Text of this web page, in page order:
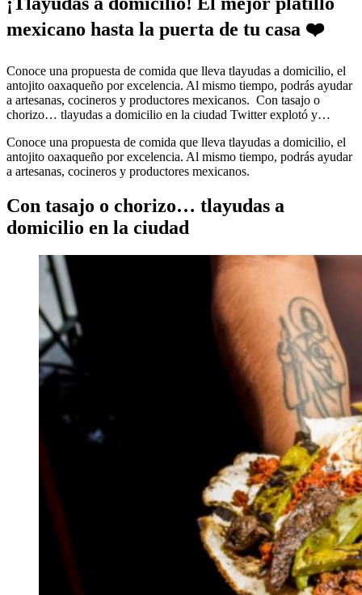
mexicano hasta la puerta de tu casa ❤️
Conoce una propuesta de comida que lleva tlayudas a domicilio, el
antojito oaxaqueño por excelencia. Al mismo tiempo, podrás ayudar
a artesanas, cocineros y productores mexicanos. Con tasajo o
chorizo… tlayudas a domicilio en la ciudad Twitter explotó y…
Conoce una propuesta de comida que lleva tlayudas a domicilio, el
antojito oaxaqueño por excelencia. Al mismo tiempo, podrás ayudar
a artesanas, cocineros y productores mexicanos.
Con tasajo o chorizo… tlayudas a
domicilio en la ciudad